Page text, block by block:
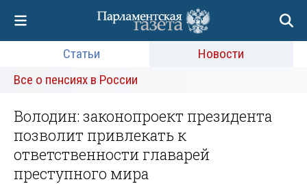
Статьи
Новости
Все о пенсиях в России
Володин: законопроект президента
позволит привлекать к
ответственности главарей
преступного мира